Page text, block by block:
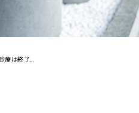
年内の診療は終了いたしました